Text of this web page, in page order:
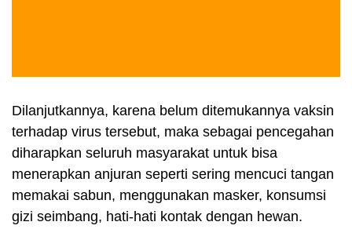
Dilanjutkannya, karena belum ditemukannya vaksin
terhadap virus tersebut, maka sebagai pencegahan
diharapkan seluruh masyarakat untuk bisa
menerapkan anjuran seperti sering mencuci tangan
memakai sabun, menggunakan masker, konsumsi
gizi seimbang, hati-hati kontak dengan hewan.